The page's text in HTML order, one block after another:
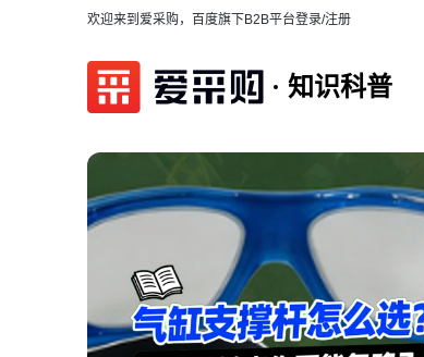
欢迎来到爱采购，百度旗下B2B平台登录/注册
知识科普